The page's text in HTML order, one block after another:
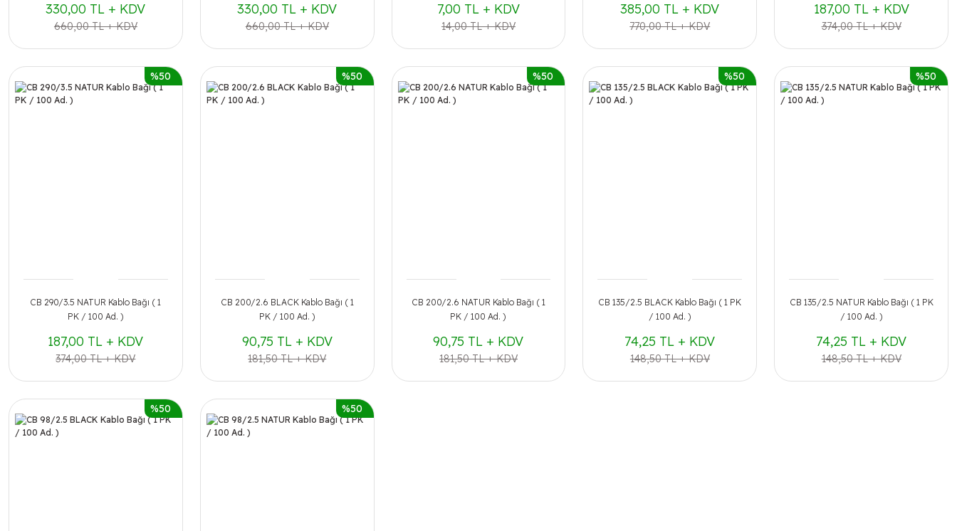
330,00 TL + KDV
660,00 TL + KDV
330,00 TL + KDV
660,00 TL + KDV
7,00 TL + KDV
14,00 TL + KDV
385,00 TL + KDV
770,00 TL + KDV
187,00 TL + KDV
374,00 TL + KDV
%50
CB 290/3.5 NATUR Kablo Bağı ( 1
PK / 100 Ad. )
187,00 TL + KDV
374,00 TL + KDV
%50
CB 200/2.6 BLACK Kablo Bağı ( 1
PK / 100 Ad. )
90,75 TL + KDV
181,50 TL + KDV
%50
CB 200/2.6 NATUR Kablo Bağı ( 1
PK / 100 Ad. )
90,75 TL + KDV
181,50 TL + KDV
%50
CB 135/2.5 BLACK Kablo Bağı ( 1 PK
/ 100 Ad. )
74,25 TL + KDV
148,50 TL + KDV
%50
CB 135/2.5 NATUR Kablo Bağı ( 1 PK
/ 100 Ad. )
74,25 TL + KDV
148,50 TL + KDV
%50 %50